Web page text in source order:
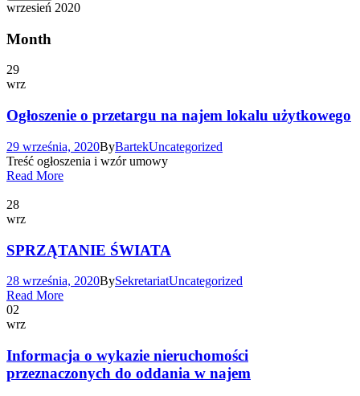
wrzesień 2020
Month
29
wrz
Ogłoszenie o przetargu na najem lokalu użytkowego
29 września, 2020ByBartekUncategorized
Treść ogłoszenia i wzór umowy
Read More
28
wrz
SPRZĄTANIE ŚWIATA
28 września, 2020BySekretariatUncategorized
Read More
02
wrz
Informacja o wykazie nieruchomości
przeznaczonych do oddania w najem